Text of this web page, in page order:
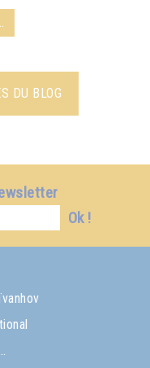
DU BLOG
Ok !